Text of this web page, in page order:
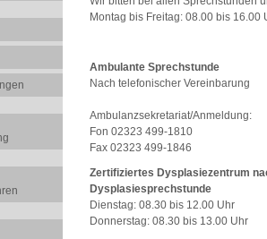
Montag bis Freitag: 08.00 bis 16.00
Ambulante Sprechstunde
Nach telefonischer Vereinbarung
Ambulanzsekretariat/Anmeldung:
Fon 02323 499-1810
Fax 02323 499-1846
Zertifiziertes Dysplasiezentrum
Dysplasiesprechstunde
Dienstag: 08.30 bis 12.00 Uhr
Donnerstag: 08.30 bis 13.00 Uhr